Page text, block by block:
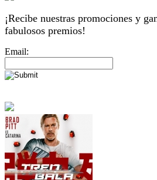
¡Recibe nuestras promociones y
fabulosos premios!
Email: